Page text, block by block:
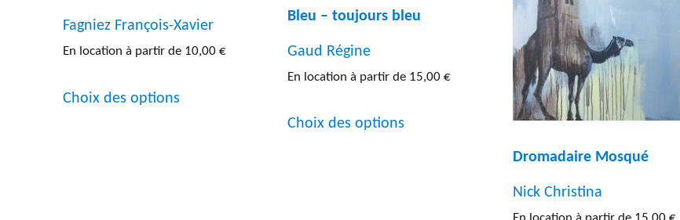
Fagniez François-Xavier
En location à partir de 10,00€
Choix des options
Bleu – toujours bleu
Gaud Régine
En location à partir de 15,00€
Choix des options
Dromadaire Mosqué
Nick Christina